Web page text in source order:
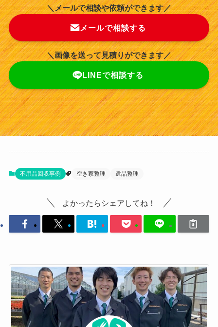
＼メールで相談や依頼ができます／
メールで相談する
＼画像を送って見積りができます／
LINEで相談する
不用品回収事例 空き家整理 遺品整理
よかったらシェアしてね！